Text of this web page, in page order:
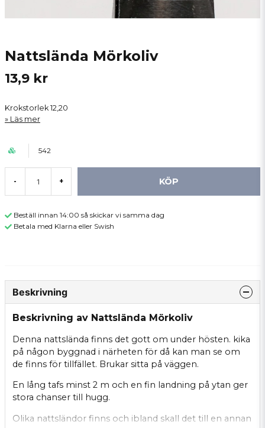
Nattslända Mörkoliv
13,9 kr
Krokstorlek 12,20
Läs mer
542
- + KÖP
Beställ innan 14:00 så skickar vi samma dag
Betala med Klarna eller Swish
Beskrivning
Beskrivning av Nattslända Mörkoliv
Denna nattslända finns det gott om under hösten. kika
på någon byggnad i närheten för då kan man se om
de finns för tillfället. Brukar sitta på väggen.
En lång tafs minst 2 m och en fin landning på ytan ger
stora chanser till hugg.
Olika nattsländor finns och ibland skall det till en annan